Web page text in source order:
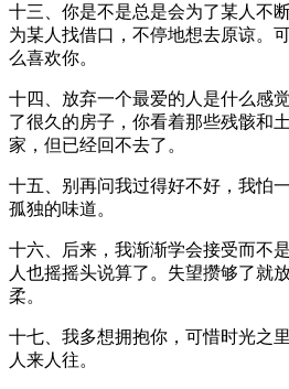
十三、你是不是总是会为了某人不
为某人找借口，不停地想去原谅。
么喜欢你。
十四、放弃一个最爱的人是什么感
了很久的房子，你看着那些残骸和
家，但已经回不去了。
十五、别再问我过得好不好，我怕
孤独的味道。
十六、后来，我渐渐学会接受而不
人也摇摇头说算了。失望攒够了就
柔。
十七、我多想拥抱你，可惜时光之
人来人往。